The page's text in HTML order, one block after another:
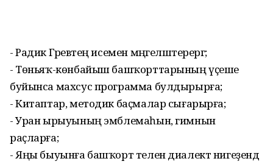
- Радик Гәрәевтең исемен мәңгеләштерергә;
- Төньяҡ-көнбайыш башҡорттарының үҫеше
буйынса махсус программа булдырырға;
- Китаптар, методик баҫмалар сығарырға;
- Уран ырыуының эмблемаһын, гимнын
раҫларға;
- Яңы быуынға башҡорт телен диалект нигеҙендә